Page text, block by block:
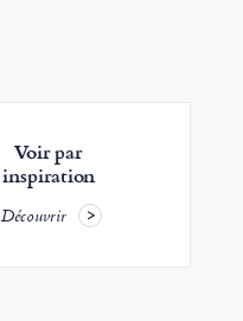
Voir par
inspiration
Découvrir